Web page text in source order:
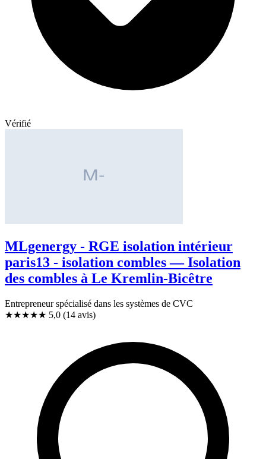
Vérifié
MLgenergy - RGE isolation intérieur
paris13 - isolation combles — Isolation
des combles à Le Kremlin-Bicêtre
Entrepreneur spécialisé dans les systèmes de CVC
★★★★★ 5,0 (14 avis)